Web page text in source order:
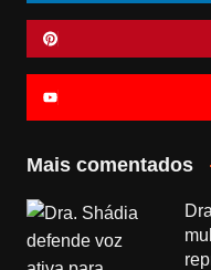
Mais comentados